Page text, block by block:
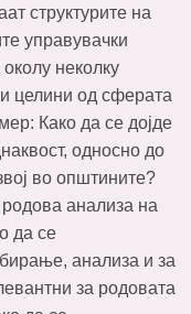
структурите на
управувачки
неколку
целини од сферата
Како да се дојде
односно до
во општините?
родова анализа на
да се
анализа и за
за родовата